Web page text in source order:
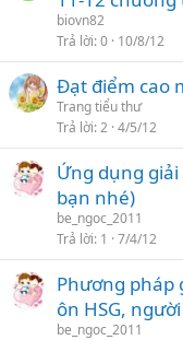
biovn82
Trả lời 0 10/8/12
Đạt điểm cao
Trang tiểu thư
Trả lời 2 4/5/12
Ứng dụng
bạn nhé)
be_ngoc_2011
Trả lời 1 7/4/12
Phương pháp
ôn HSG,
be_ngoc_2011